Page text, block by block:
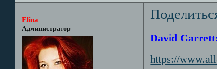
Elina
Администратор
David
https://